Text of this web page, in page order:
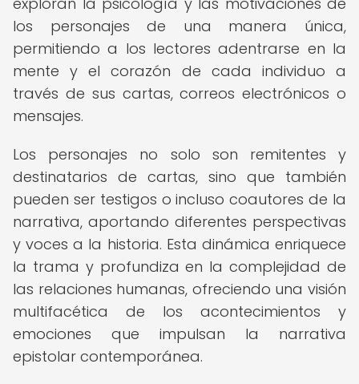
los personajes de una manera única,
permitiendo a los lectores adentrarse en la
mente y el corazón de cada individuo a
través de sus cartas, correos electrónicos o
mensajes.
Los personajes no solo son remitentes y
destinatarios de cartas, sino que también
pueden ser testigos o incluso coautores de la
narrativa, aportando diferentes perspectivas
y voces a la historia. Esta dinámica enriquece
la trama y profundiza en la complejidad de
las relaciones humanas, ofreciendo una visión
multifacética de los acontecimientos y
emociones que impulsan la narrativa
epistolar contemporánea.